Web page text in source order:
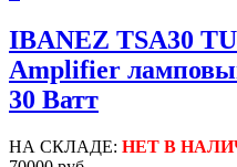
IBANEZ TSA30
Amplifier
30 Ватт
НА СКЛАДЕ: НЕТ В